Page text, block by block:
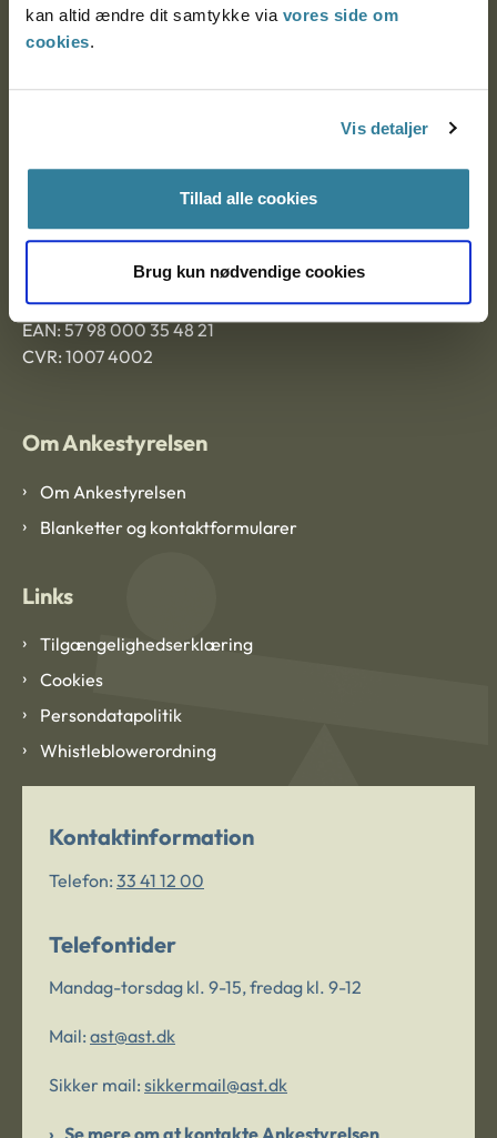
kan altid ændre dit samtykke via vores side om
cookies.
Vis detaljer
Tillad alle cookies
Brug kun nødvendige cookies
Postadresse:
9000 Aalborg
Ankestyrelsen København
EAN: 57 98 000 35 48 21
CVR: 1007 4002
Om Ankestyrelsen
Om Ankestyrelsen
Blanketter og kontaktformularer
Links
Tilgængelighedserklæring
Cookies
Persondatapolitik
Whistleblowerordning
Kontaktinformation
Telefon: 33 41 12 00
Telefontider
Mandag-torsdag kl. 9-15, fredag kl. 9-12
Mail: ast@ast.dk
Sikker mail: sikkermail@ast.dk